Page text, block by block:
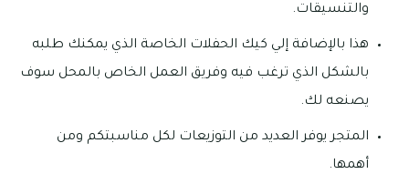
والتنسيقات.
هذا بالإضافة إلي كيك الحفلات الخاصة الذي يمكنك طلبه
بالشكل الذي ترغب فيه وفريق العمل الخاص بالمحل سوف
يصنعه لك.
المتجر يوفر العديد من التوزيعات لكل مناسبتكم ومن
أهمها.